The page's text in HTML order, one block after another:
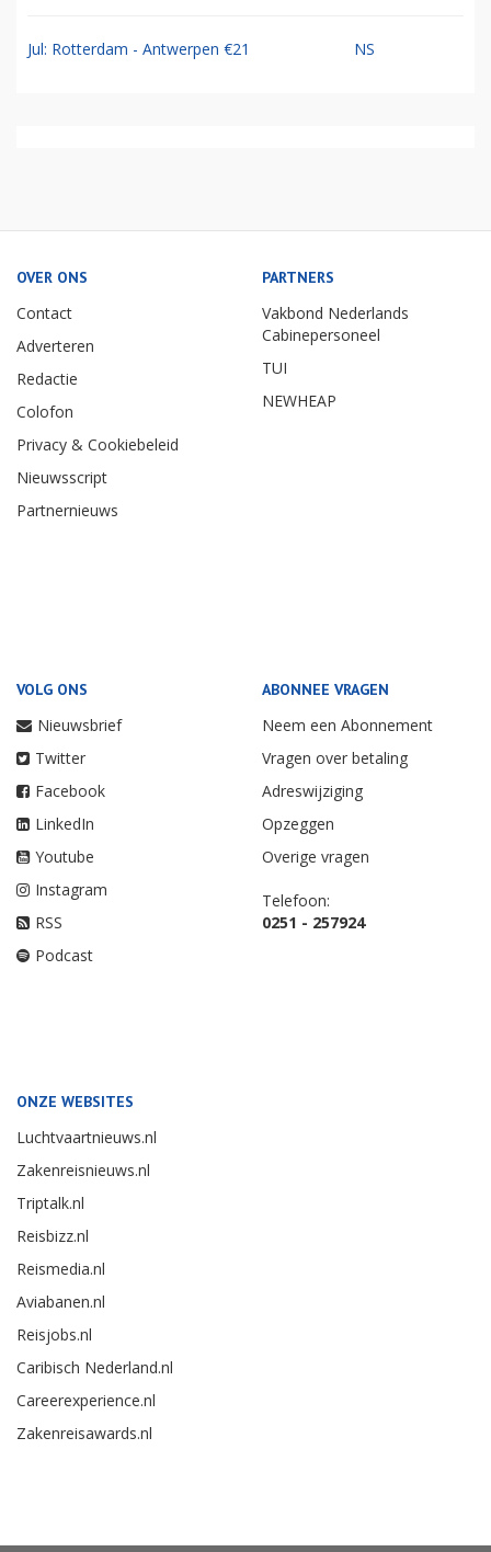
Jul: Rotterdam - Antwerpen €21 NS
OVER ONS
Contact
Adverteren
Redactie
Colofon
Privacy & Cookiebeleid
Nieuwsscript
Partnernieuws
PARTNERS
Vakbond Nederlands
Cabinepersoneel
TUI
NEWHEAP
VOLG ONS
Nieuwsbrief
Twitter
Facebook
LinkedIn
Youtube
Instagram
RSS
Podcast
ABONNEE VRAGEN
Neem een Abonnement
Vragen over betaling
Adreswijziging
Opzeggen
Overige vragen
Telefoon:
0251 - 257924
ONZE WEBSITES
Luchtvaartnieuws.nl
Zakenreisnieuws.nl
Triptalk.nl
Reisbizz.nl
Reismedia.nl
Aviabanen.nl
Reisjobs.nl
Caribisch Nederland.nl
Careerexperience.nl
Zakenreisawards.nl